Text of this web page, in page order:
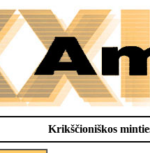
Krikščioniškos